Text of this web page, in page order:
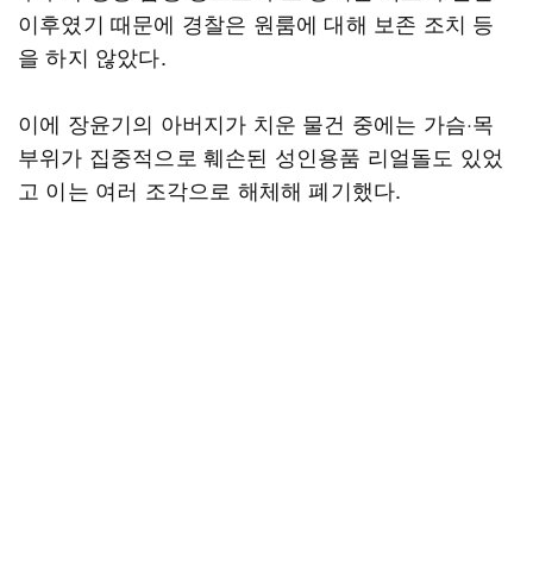
이후였기 때문에 경찰은 원룸에 대해 보존 조치 등
을 하지 않았다.
이에 장윤기의 아버지가 치운 물건 중에는 가슴·목
부위가 집중적으로 훼손된 성인용품 리얼돌도 있었
고 이는 여러 조각으로 해체해 폐기했다.